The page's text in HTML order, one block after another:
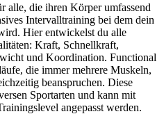
alle, die ihren Körper umfassend
Intervalltraining bei dem dein
Hier entwickelst du alle
Kraft, Schnellkraft,
und Koordination. Functional
die immer mehrere Muskeln,
beanspruchen. Diese
Sportarten und kann mit
angepasst werden.